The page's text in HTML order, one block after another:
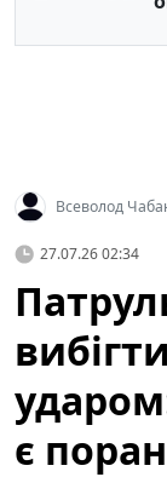
Всеволод
27.07.26 02:34
є